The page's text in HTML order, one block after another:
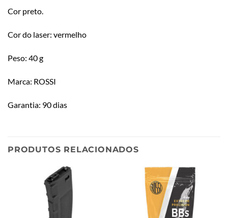
Cor preto.
Cor do laser: vermelho
Peso: 40 g
Marca: ROSSI
Garantia: 90 dias
PRODUTOS RELACIONADOS